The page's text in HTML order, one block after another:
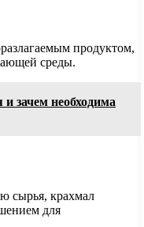
продуктом,
среды.
и зачем необходима
сырья, крахмал
для